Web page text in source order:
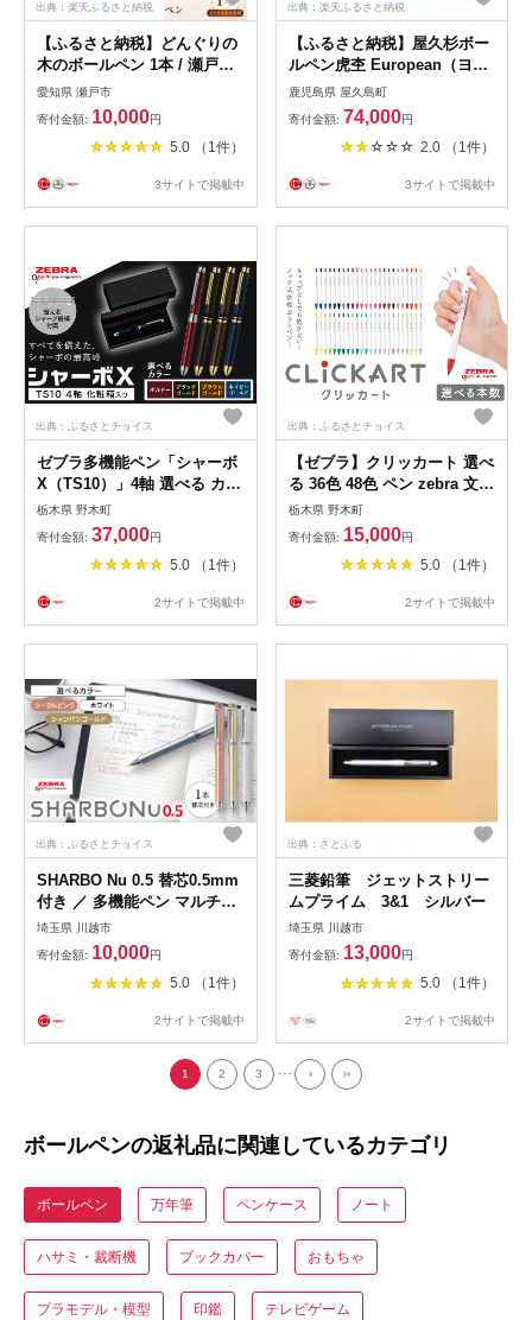
出典：楽天ふるさと納税
【ふるさと納税】どんぐりの
木のボールペン 1本 / 瀬戸市 /
【わたり工房】 / 文房具 ボー
ルペン 木製 回転式
[BBAU002]
愛知県 瀬戸市
寄付金額: 10,000円
5.0 （1件）
3サイトで掲載中
出典：楽天ふるさと納税
【ふるさと納税】屋久杉ボー
ルペン虎杢 European（ヨー
ロピアン） | 文房具 屋久杉
ボールペン ペン 筆記用具 数
量限定 工房ヤマダ 屋久島町
鹿児島 屋久島 ふるさと 納税
ステーショナリー
鹿児島県 屋久島町
寄付金額: 74,000円
2.0 （1件）
3サイトで掲載中
出典：ふるさとチョイス
ゼブラ多機能ペン「シャーボ
X（TS10）」4軸 選べる カラ
ー ブラックゴールド ブラウ
ンゴールド ネイビーゴールド
ボルドー ペン zebra 文具 文
房具 事務 事務用品 株式会社
(土日祝除く)》栃木県 野木町
栃木県 野木町
寄付金額: 37,000円
5.0 （1件）
2サイトで掲載中
出典：ふるさとチョイス
【ゼブラ】クリッカート 選べ
る 36色 48色 ペン zebra 文具
文房具 株式会社ナカダ《30日
以内に出荷予定(土日祝除
く)》栃木県 野木町 事務 学校
勉強 ノート 授業 学習 仕事
絵描き お絵かき 新生活 準備
栃木県 野木町
寄付金額: 15,000円
5.0 （1件）
2サイトで掲載中
出典：ふるさとチョイス
SHARBO Nu 0.5 替芯0.5mm
付き ／ 多機能ペン マルチペ
ン ボールペン シャープペン
埼玉県 川越市
寄付金額: 10,000円
5.0 （1件）
2サイトで掲載中
出典：さとふる
三菱鉛筆 ジェットストリー
ムプライム 3&1 シルバー
埼玉県 川越市
寄付金額: 13,000円
5.0 （1件）
2サイトで掲載中
1 2 3 ... › ››
ボールペンの返礼品に関連しているカテゴリ
ボールペン 万年筆 ペンケース ノート
ハサミ・裁断機 ブックカバー おもちゃ
プラモデル・模型 印鑑 テレビゲーム